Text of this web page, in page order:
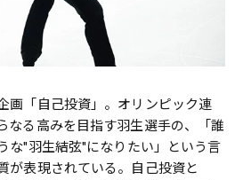
画「自己投資」。オリンピック連
なる高みを目指す羽生選手の、「誰
な"羽生結弦"になりたい」という言
が表現されている。自己投資と